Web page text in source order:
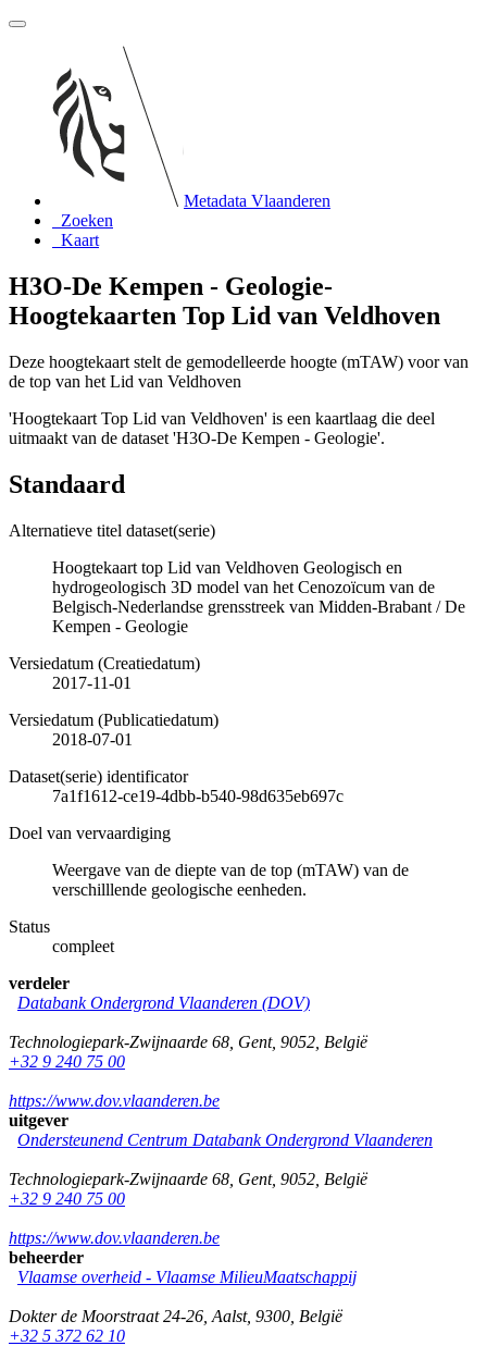
Metadata Vlaanderen
Zoeken
Kaart
H3O-De Kempen - Geologie-
Hoogtekaarten Top Lid van Veldhoven
Deze hoogtekaart stelt de gemodelleerde hoogte (mTAW) voor van
de top van het Lid van Veldhoven
'Hoogtekaart Top Lid van Veldhoven' is een kaartlaag die deel
uitmaakt van de dataset 'H3O-De Kempen - Geologie'.
Standaard
Alternatieve titel dataset(serie)
Hoogtekaart top Lid van Veldhoven Geologisch en
hydrogeologisch 3D model van het Cenozoïcum van de
Belgisch-Nederlandse grensstreek van Midden-Brabant / De
Kempen - Geologie
Versiedatum (Creatiedatum)
2017-11-01
Versiedatum (Publicatiedatum)
2018-07-01
Dataset(serie) identificator
7a1f1612-ce19-4dbb-b540-98d635eb697c
Doel van vervaardiging
Weergave van de diepte van de top (mTAW) van de
verschilllende geologische eenheden.
Status
compleet
verdeler
Databank Ondergrond Vlaanderen (DOV)
Technologiepark-Zwijnaarde 68 Gent, 9052 België
+32 9 240 75 00
https://www.dov.vlaanderen.be
uitgever
Ondersteunend Centrum Databank Ondergrond Vlaanderen
Technologiepark-Zwijnaarde 68 Gent, 9052 België
+32 9 240 75 00
https://www.dov.vlaanderen.be
beheerder
Vlaamse overheid - Vlaamse MilieuMaatschappij
Dokter de Moorstraat 24-26 Aalst, 9300 België
+32 5 372 62 10